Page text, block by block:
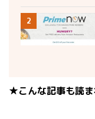
2
★こんな記事も読